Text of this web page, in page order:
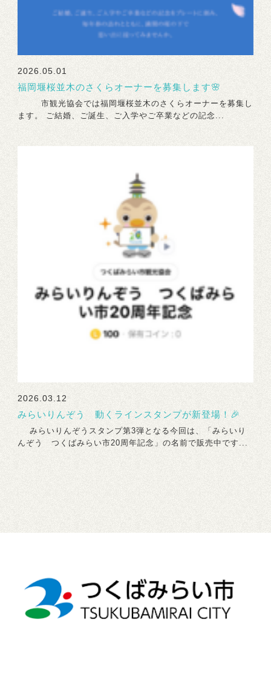
2026.05.01
福岡堰桜並木のさくらオーナーを募集します🌸
市観光協会では福岡堰桜並木のさくらオーナーを募集し
ます。 ご結婚、ご誕生、ご入学やご卒業などの記念...
2026.03.12
みらいりんぞう 動くラインスタンプが新登場！🎉
みらいりんぞうスタンプ第3弾となる今回は、「みらいり
んぞう つくばみらい市20周年記念」の名前で販売中です...